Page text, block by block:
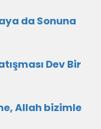
da Sonuna
Dev Bir
Allah bizimle